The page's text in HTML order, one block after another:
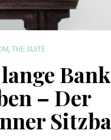
THE SUITE
Bank
– Der